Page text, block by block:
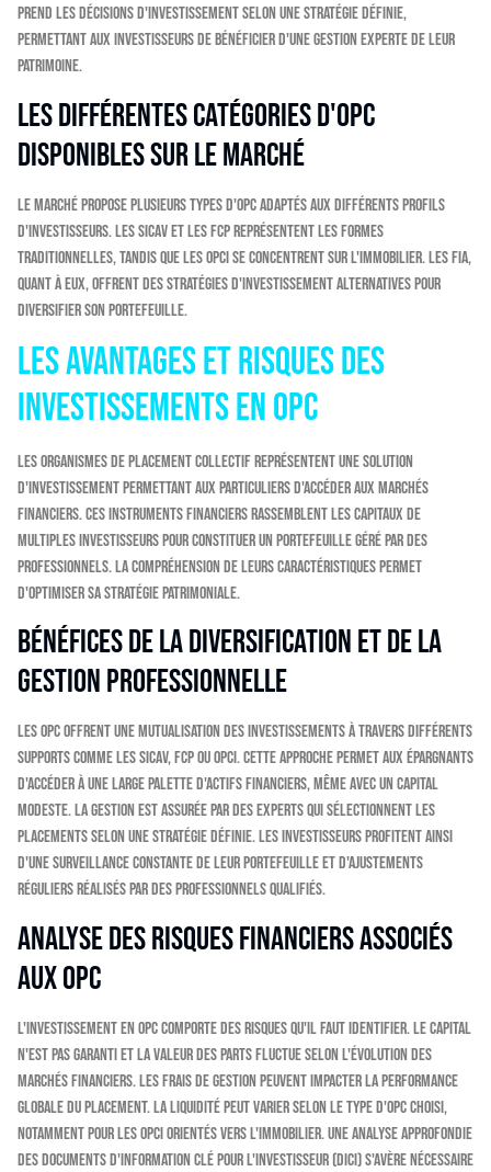
prend les décisions d'investissement selon une stratégie définie,
permettant aux investisseurs de bénéficier d'une gestion experte de leur
patrimoine.
Les différentes catégories d'OPC
disponibles sur le marché
Le marché propose plusieurs types d'OPC adaptés aux différents profils
d'investisseurs. Les SICAV et les FCP représentent les formes
traditionnelles, tandis que les OPCI se concentrent sur l'immobilier. Les FIA,
quant à eux, offrent des stratégies d'investissement alternatives pour
diversifier son portefeuille.
Les avantages et risques des
investissements en OPC
Les Organismes de Placement Collectif représentent une solution
d'investissement permettant aux particuliers d'accéder aux marchés
financiers. Ces instruments financiers rassemblent les capitaux de
multiples investisseurs pour constituer un portefeuille géré par des
professionnels. La compréhension de leurs caractéristiques permet
d'optimiser sa stratégie patrimoniale.
Bénéfices de la diversification et de la
gestion professionnelle
Les OPC offrent une mutualisation des investissements à travers différents
supports comme les SICAV, FCP ou OPCI. Cette approche permet aux épargnants
d'accéder à une large palette d'actifs financiers, même avec un capital
modeste. La gestion est assurée par des experts qui sélectionnent les
placements selon une stratégie définie. Les investisseurs profitent ainsi
d'une surveillance constante de leur portefeuille et d'ajustements
réguliers réalisés par des professionnels qualifiés.
Analyse des risques financiers associés
aux OPC
L'investissement en OPC comporte des risques qu'il faut identifier. Le capital
n'est pas garanti et la valeur des parts fluctue selon l'évolution des
marchés financiers. Les frais de gestion peuvent impacter la performance
globale du placement. La liquidité peut varier selon le type d'OPC choisi,
notamment pour les OPCI orientés vers l'immobilier. Une analyse approfondie
des Documents d'Information Clé pour l'Investisseur (DICI) s'avère nécessaire